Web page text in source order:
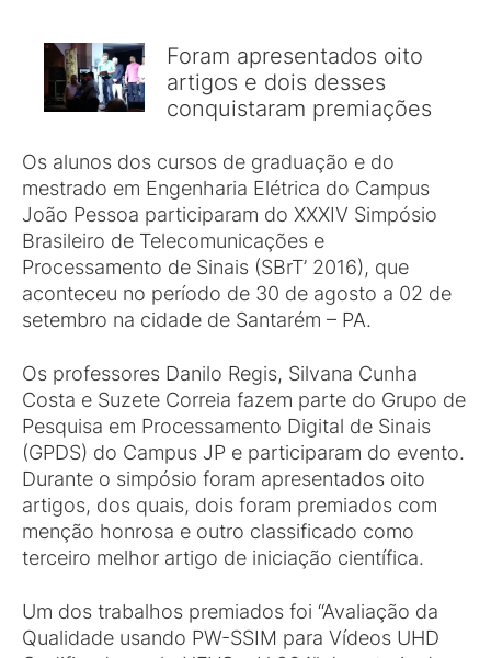
Foram apresentados oito
artigos e dois desses
conquistaram premiações
Os alunos dos cursos de graduação e do
mestrado em Engenharia Elétrica do Campus
João Pessoa participaram do XXXIV Simpósio
Brasileiro de Telecomunicações e
Processamento de Sinais (SBrT’ 2016), que
aconteceu no período de 30 de agosto a 02 de
setembro na cidade de Santarém – PA.
Os professores Danilo Regis, Silvana Cunha
Costa e Suzete Correia fazem parte do Grupo de
Pesquisa em Processamento Digital de Sinais
(GPDS) do Campus JP e participaram do evento.
Durante o simpósio foram apresentados oito
artigos, dos quais, dois foram premiados com
menção honrosa e outro classificado como
terceiro melhor artigo de iniciação científica.
Um dos trabalhos premiados foi “Avaliação da
Qualidade usando PW-SSIM para Vídeos UHD